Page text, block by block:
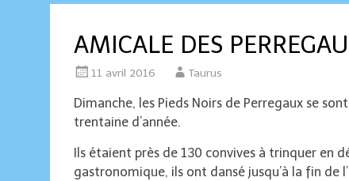
AMICALE DES
11 avril 2016 Taurus
Dimanche, les Pieds Noirs de Perregaux se
trentaine d’année.
Ils étaient près de 130 convives à trinquer en
gastronomique, ils ont dansé jusqu’à la fin